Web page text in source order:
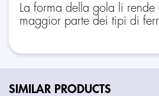
La forma della gola li
maggior parte dei tipi di
SIMILAR PRODUCTS